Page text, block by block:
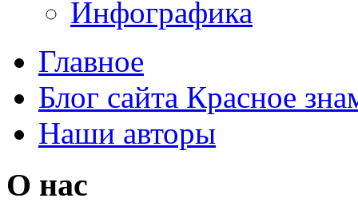
Инфографика
Главное
Блог сайта Красное
Наши авторы
О нас